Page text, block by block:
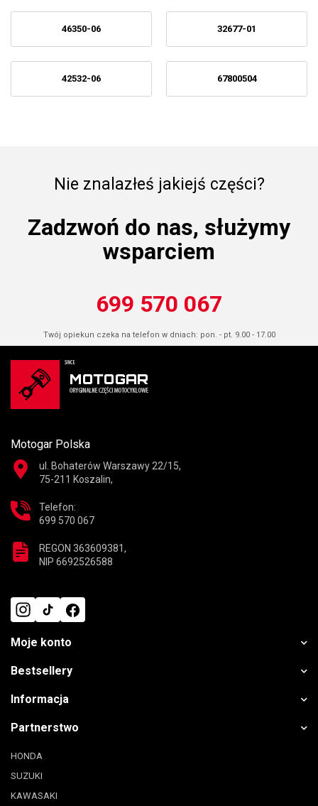
46350-06 32677-01
42532-06 67800504
Nie znalazłeś jakiejś części?
Zadzwoń do nas, służymy
wsparciem
699 570 067
Twój opiekun czeka na telefon w dniach: pon. - pt. 9.00 - 17.00
Motogar Polska
ul. Bohaterów Warszawy 22/15,
75-211 Koszalin,
Telefon:
699 570 067
REGON 363609381,
NIP 6692526588
Moje konto
Bestsellery
Informacja
Partnerstwo
HONDA
SUZUKI
KAWASAKI